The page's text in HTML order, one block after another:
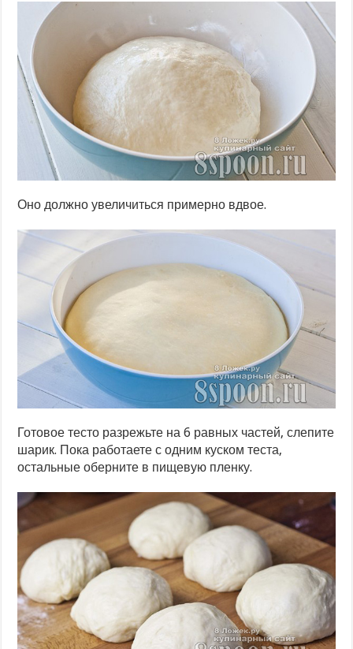
Оно должно увеличиться примерно вдвое.
Готовое тесто разрежьте на 6 равных частей, слепите
шарик. Пока работаете с одним куском теста,
остальные оберните в пищевую пленку.